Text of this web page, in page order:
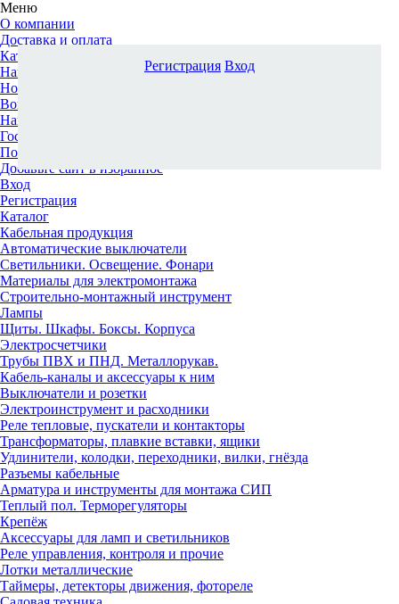
Меню
О компании
Доставка и оплата
Каталог
Наши офисы
Новости и новинки
Вопрос-ответ
Наша команда
Гос. заказчикам
Поставщикам
Добавьте сайт в избранное
Вход
Регистрация
Каталог
Кабельная продукция
Автоматические выключатели
Светильники. Освещение. Фонари
Материалы для электромонтажа
Строительно-монтажный инструмент
Лампы
Щиты. Шкафы. Боксы. Корпуса
Электросчетчики
Трубы ПВХ и ПНД. Металлорукав.
Кабель-каналы и аксессуары к ним
Выключатели и розетки
Электроинструмент и расходники
Реле тепловые, пускатели и контакторы
Трансформаторы, плавкие вставки, ящики
Удлинители, колодки, переходники, вилки, гнёзда
Разъемы кабельные
Арматура и инструменты для монтажа СИП
Теплый пол. Терморегуляторы
Крепёж
Аксессуары для ламп и светильников
Реле управления, контроля и прочие
Лотки металлические
Таймеры, детекторы движения, фотореле
Регистрация Вход